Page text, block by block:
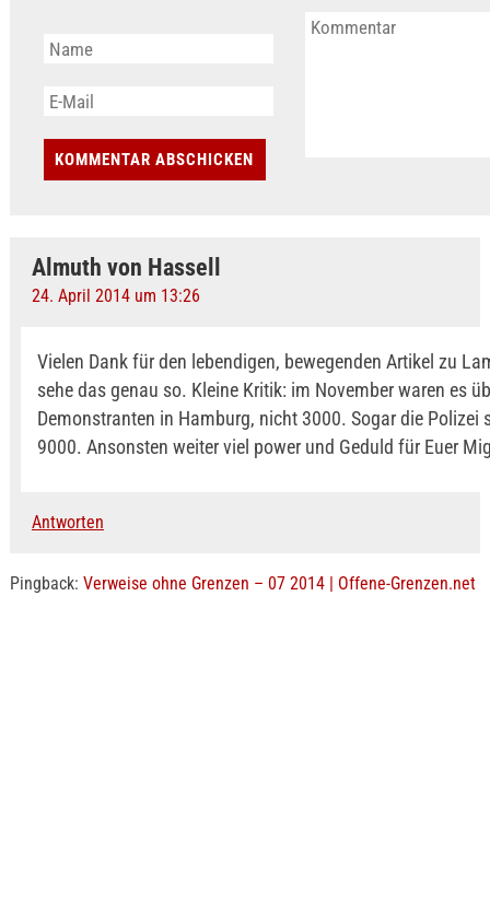
Almuth von Hassell
24. April 2014 um 13:26
Vielen Dank für den lebendigen, bewegenden Artikel zu
sehe das genau so. Kleine Kritik: im November waren es
Demonstranten in Hamburg, nicht 3000. Sogar die Polizei
9000. Ansonsten weiter viel power und Geduld für Euer
Antworten
Pingback: Verweise ohne Grenzen – 07 2014 | Offene-Grenzen.net